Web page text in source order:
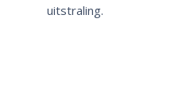
uitstraling.